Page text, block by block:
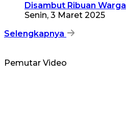
Disambut Ribuan Warga
Senin, 3 Maret 2025
Selengkapnya
Pemutar Video